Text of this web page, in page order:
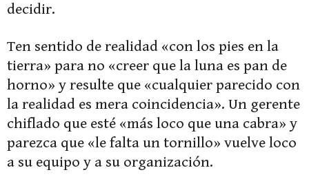
decidir.
Ten sentido de realidad «con los pies en la
tierra» para no «creer que la luna es pan de
horno» y resulte que «cualquier parecido con
la realidad es mera coincidencia». Un gerente
chiflado que esté «más loco que una cabra» y
parezca que «le falta un tornillo» vuelve loco
a su equipo y a su organización.